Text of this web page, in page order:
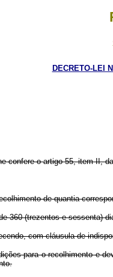
DECRETO-LEI
confere o artigo 55, item II,
de quantia
360 (trezentos e sessenta)
com cláusula de
para o recolhimento e